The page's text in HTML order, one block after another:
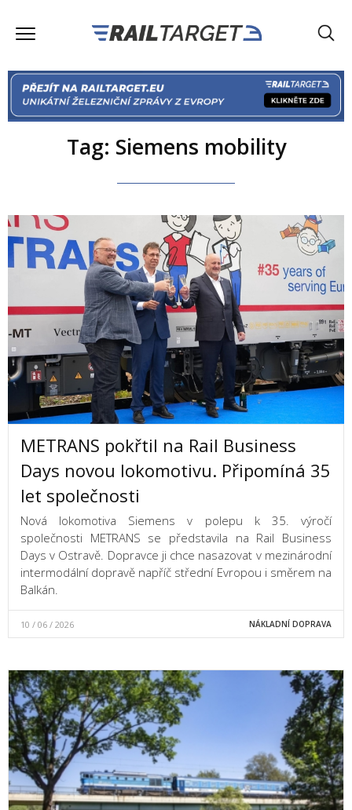
Tag: Siemens mobility
METRANS pokřtil na Rail Business
Days novou lokomotivu. Připomíná 35
let společnosti
Nová lokomotiva Siemens v polepu k 35. výročí
společnosti METRANS se představila na Rail Business
Days v Ostravě. Dopravce ji chce nasazovat v mezinárodní
intermodální dopravě napříč střední Evropou i směrem na
Balkán.
10 / 06 / 2026 NÁKLADNÍ DOPRAVA